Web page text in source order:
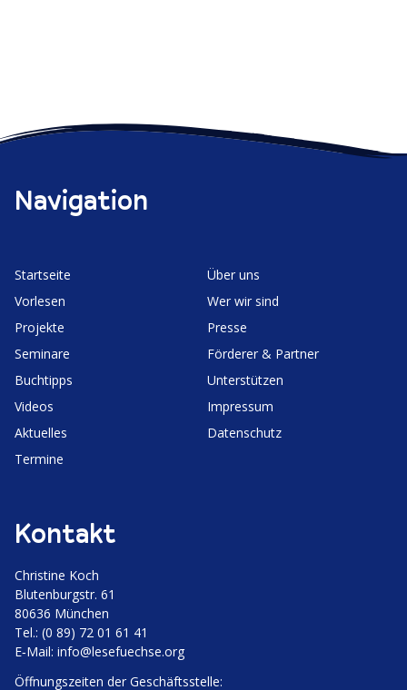
Navigation
Start­seite
Vorlesen
Projekte
Seminare
Buchtipps
Videos
Aktuelles
Termine
Über uns
Wer wir sind
Presse
Förderer & Partner
Unter­stützen
Impressum
Daten­schutz
Kontakt
Christine Koch
Bluten­burgstr. 61
80636 München
Tel.: (0 89) 72 01 61 41
E‑Mail: info@lesefuechse.org
Öffnungs­zeiten der Geschäftsstelle: